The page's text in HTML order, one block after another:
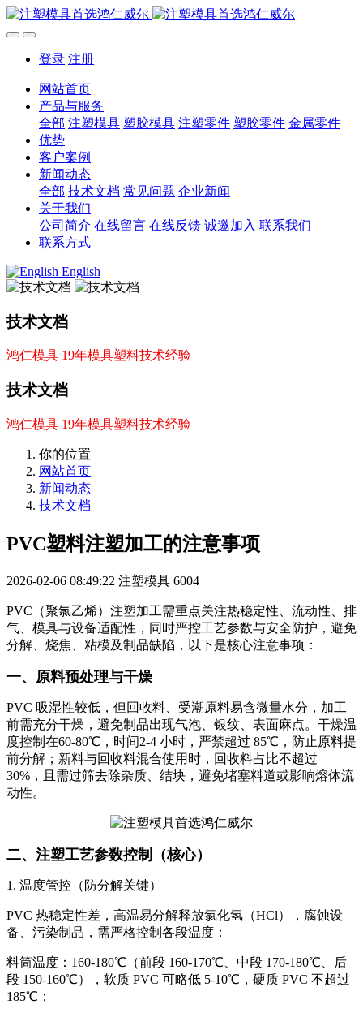
登录 注册
网站首页
产品与服务
全部 注塑模具 塑胶模具 注塑零件 塑胶零件 金属零件
优势
客户案例
新闻动态
全部 技术文档 常见问题 企业新闻
关于我们
公司简介 在线留言 在线反馈 诚邀加入 联系我们
联系方式
English
技术文档
鸿仁模具 19年模具塑料技术经验
技术文档
鸿仁模具 19年模具塑料技术经验
你的位置
网站首页
新闻动态
技术文档
PVC塑料注塑加工的注意事项
2026-02-06 08:49:22 注塑模具 6004
PVC（聚氯乙烯）注塑加工需重点关注热稳定性、流动性、排
气、模具与设备适配性，同时严控工艺参数与安全防护，避免
分解、烧焦、粘模及制品缺陷，以下是核心注意事项：
一、原料预处理与干燥
PVC 吸湿性较低，但回收料、受潮原料易含微量水分，加工
前需充分干燥，避免制品出现气泡、银纹、表面麻点。干燥温
度控制在60-80℃，时间2-4 小时，严禁超过 85℃，防止原料提
前分解；新料与回收料混合使用时，回收料占比不超过
30%，且需过筛去除杂质、结块，避免堵塞料道或影响熔体流
动性。
二、注塑工艺参数控制（核心）
1. 温度管控（防分解关键）
PVC 热稳定性差，高温易分解释放氯化氢（HCl），腐蚀设
备、污染制品，需严格控制各段温度：
料筒温度：160-180℃（前段 160-170℃、中段 170-180℃、后
段 150-160℃），软质 PVC 可略低 5-10℃，硬质 PVC 不超过
185℃；